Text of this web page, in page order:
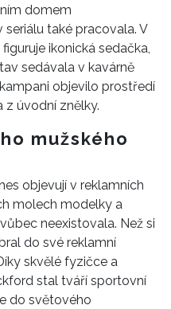
domem
seriálu také pracovala. V
ikonická sedačka,
sedávala v kavárně
objevilo prostředí
z úvodní znělky.
mužského
objevují v reklamních
molech modelky a
neexistovala. Než si
do své reklamní
skvělé fyzičce a
stal tváří sportovní
do světového